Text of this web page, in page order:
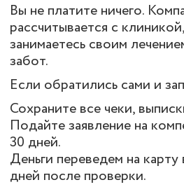
Вы не платите ничего.
рассчитывается с
занимаетесь своим
забот.
Если обратились сами и
Сохраните все чеки,
Подайте заявление на
30 дней.
Деньги переведем на
дней после проверки.